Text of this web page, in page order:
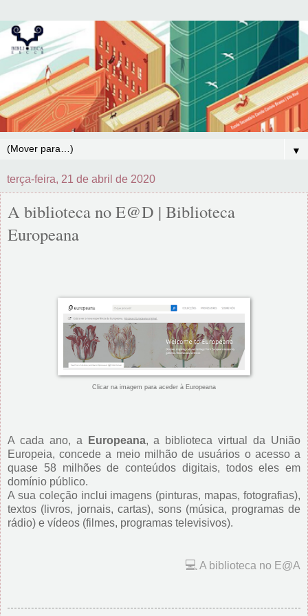
▼
terça-feira, 21 de abril de 2020
A biblioteca no E@D | Biblioteca
Europeana
Clicar na imagem para aceder à Europeana
A cada ano, a Europeana, a biblioteca virtual da União
Europeia, concede a meio milhão de usuários o acesso a
quase 58 milhões de conteúdos digitais, todos eles em
domínio público.
A sua coleção inclui imagens (pinturas, mapas, fotografias),
textos (livros, jornais, cartas), sons (música, programas de
rádio) e vídeos (filmes, programas televisivos).
💻A biblioteca no E@A